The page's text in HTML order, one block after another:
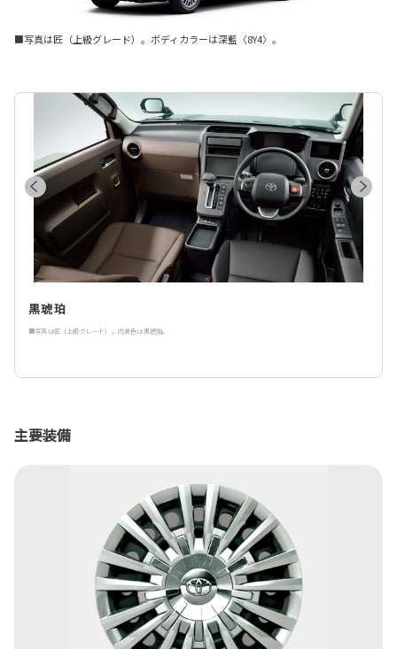
■写真は匠（上級グレード）。ボディカラーは深藍〈8Y4〉。
黒琥珀
■写真は匠（上級グレード）。内装色は黒琥珀。
主要装備